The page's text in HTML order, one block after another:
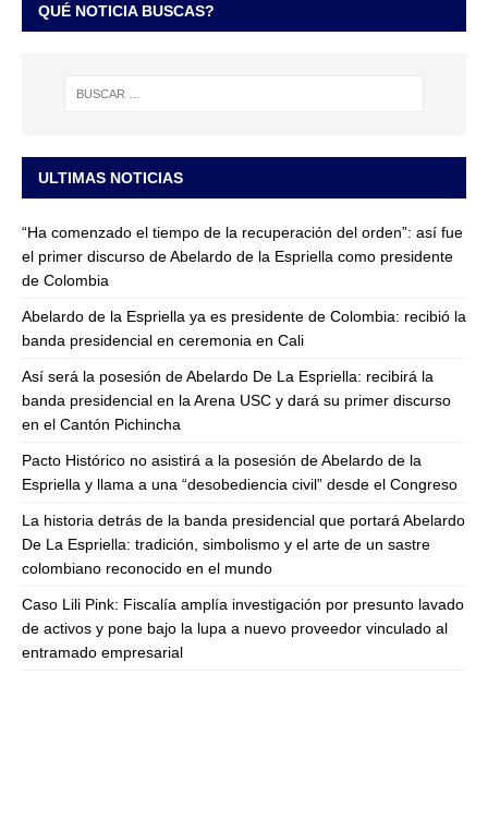
QUÉ NOTICIA BUSCAS?
ULTIMAS NOTICIAS
“Ha comenzado el tiempo de la recuperación del orden”: así fue
el primer discurso de Abelardo de la Espriella como presidente
de Colombia
Abelardo de la Espriella ya es presidente de Colombia: recibió la
banda presidencial en ceremonia en Cali
Así será la posesión de Abelardo De La Espriella: recibirá la
banda presidencial en la Arena USC y dará su primer discurso
en el Cantón Pichincha
Pacto Histórico no asistirá a la posesión de Abelardo de la
Espriella y llama a una “desobediencia civil” desde el Congreso
La historia detrás de la banda presidencial que portará Abelardo
De La Espriella: tradición, simbolismo y el arte de un sastre
colombiano reconocido en el mundo
Caso Lili Pink: Fiscalía amplía investigación por presunto lavado
de activos y pone bajo la lupa a nuevo proveedor vinculado al
entramado empresarial